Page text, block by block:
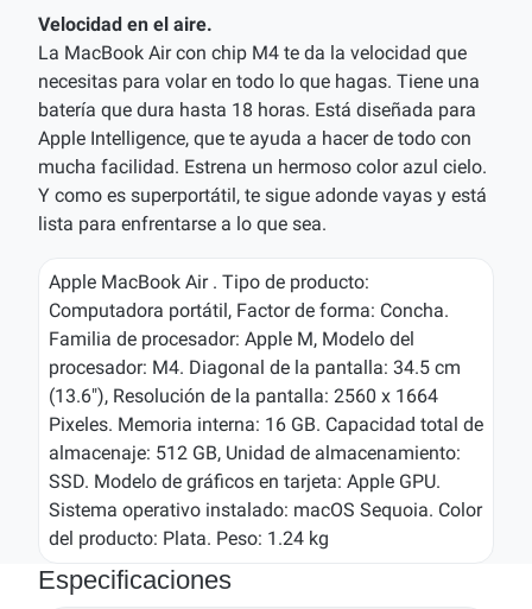
Velocidad en el aire.
La MacBook Air con chip M4 te da la velocidad que
necesitas para volar en todo lo que hagas. Tiene una
batería que dura hasta 18 horas. Está diseñada para
Apple Intelligence, que te ayuda a hacer de todo con
mucha facilidad. Estrena un hermoso color azul cielo.
Y como es superportátil, te sigue adonde vayas y está
lista para enfrentarse a lo que sea.
Apple MacBook Air . Tipo de producto:
Computadora portátil, Factor de forma: Concha.
Familia de procesador: Apple M, Modelo del
procesador: M4. Diagonal de la pantalla: 34.5 cm
(13.6"), Resolución de la pantalla: 2560 x 1664
Pixeles. Memoria interna: 16 GB. Capacidad total de
almacenaje: 512 GB, Unidad de almacenamiento:
SSD. Modelo de gráficos en tarjeta: Apple GPU.
Sistema operativo instalado: macOS Sequoia. Color
del producto: Plata. Peso: 1.24 kg
Especificaciones